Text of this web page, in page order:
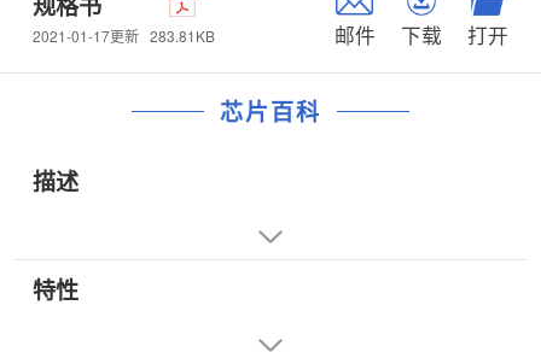
2021-01-17更新 283.81KB 邮件 下载 打开
芯片百科
描述
特性